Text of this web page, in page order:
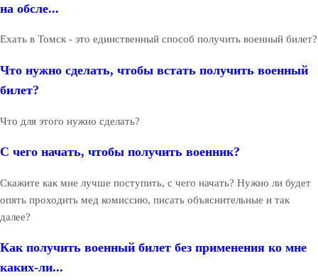
на обсле...
Ехать в Томск - это единственный способ получить военный билет?
Что нужно сделать, чтобы встать получить военный
билет?
Что для этого нужно сделать?
С чего начать, чтобы получить военник?
Скажите как мне лучше поступить, с чего начать? Нужно ли будет
опять проходить мед комиссию, писать объяснительные и так
далее?
Как получить военный билет без применения ко мне
каких-ли...